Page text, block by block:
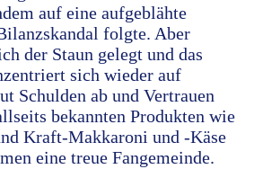
auf eine aufgeblähte
folgte. Aber
der Staun gelegt und das
sich wieder auf
Schulden ab und Vertrauen
bekannten Produkten wie
Kraft-Makkaroni und -Käse
eine treue Fangemeinde.